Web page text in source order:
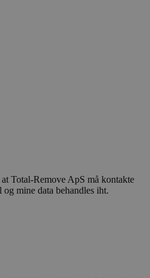
Total-Remove ApS må kontakte
mine data behandles iht.